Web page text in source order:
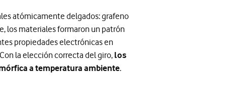
atómicamente delgados: grafeno
los materiales formaron un patrón
propiedades electrónicas en
la elección correcta del giro, los
a temperatura ambiente.